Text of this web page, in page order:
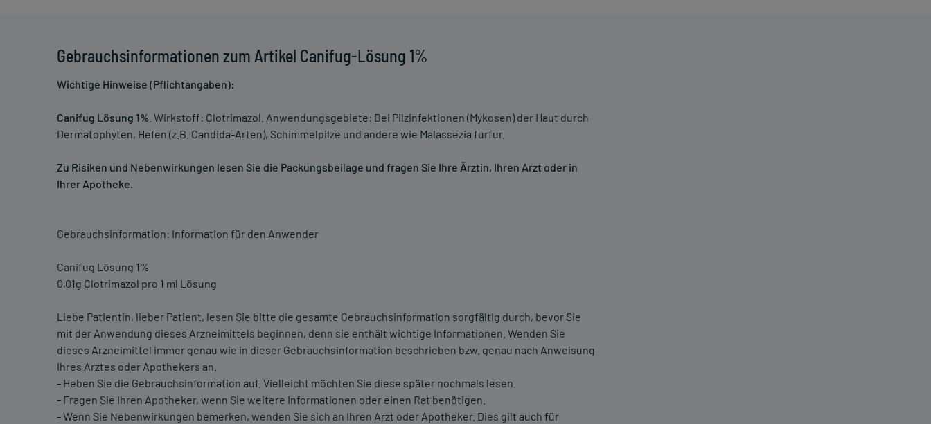
Gebrauchsinformationen zum Artikel Canifug-Lösung 1%
Wichtige Hinweise (Pflichtangaben):
Canifug Lösung 1% . Wirkstoff: Clotrimazol. Anwendungsgebiete: Bei Pilzinfektionen (Mykosen) der Haut durch
Dermatophyten, Hefen (z.B. Candida-Arten), Schimmelpilze und andere wie Malassezia furfur.
Zu Risiken und Nebenwirkungen lesen Sie die Packungsbeilage und fragen Sie Ihre Ärztin, Ihren Arzt oder in
Ihrer Apotheke.
Gebrauchsinformation: Information für den Anwender
Canifug Lösung 1%
0,01g Clotrimazol pro 1 ml Lösung
Liebe Patientin, lieber Patient, lesen Sie bitte die gesamte Gebrauchsinformation sorgfältig durch, bevor Sie
mit der Anwendung dieses Arzneimittels beginnen, denn sie enthält wichtige Informationen. Wenden Sie
dieses Arzneimittel immer genau wie in dieser Gebrauchsinformation beschrieben bzw. genau nach Anweisung
Ihres Arztes oder Apothekers an.
- Heben Sie die Gebrauchsinformation auf. Vielleicht möchten Sie diese später nochmals lesen.
- Fragen Sie Ihren Apotheker, wenn Sie weitere Informationen oder einen Rat benötigen.
- Wenn Sie Nebenwirkungen bemerken, wenden Sie sich an Ihren Arzt oder Apotheker. Dies gilt auch für